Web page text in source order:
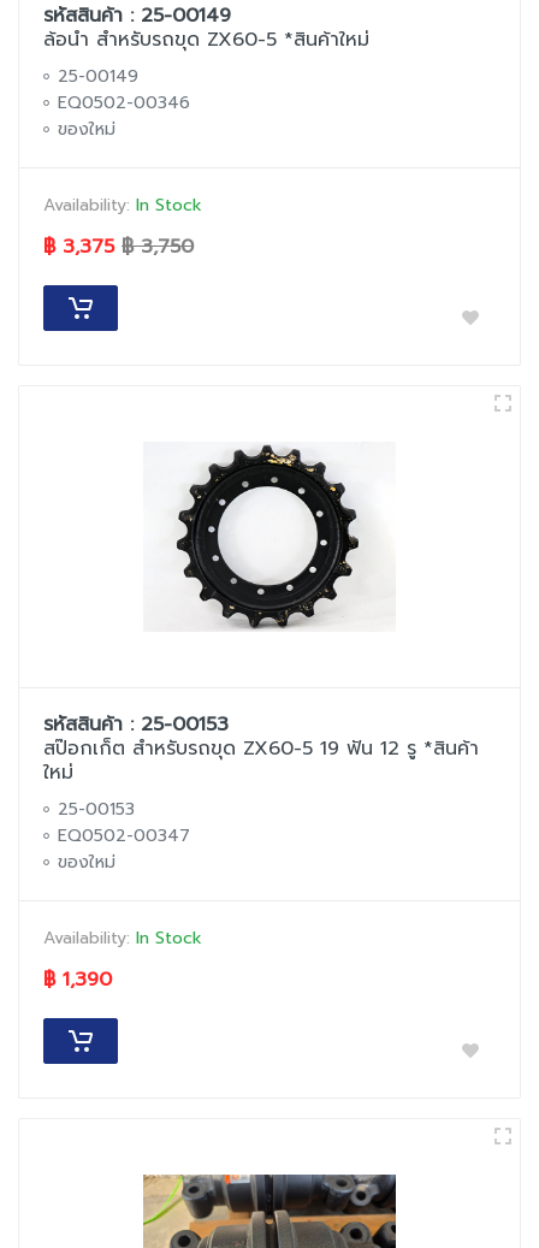
รหัสสินค้า : 25-00149
ล้อนำ สำหรับรถขุด ZX60-5 *สินค้าใหม่
25-00149
EQ0502-00346
ของใหม่
Availability: In Stock
฿ 3,375 ฿ 3,750
รหัสสินค้า : 25-00153
สป๊อกเก็ต สำหรับรถขุด ZX60-5 19 ฟัน 12 รู *สินค้า
ใหม่
25-00153
EQ0502-00347
ของใหม่
Availability: In Stock
฿ 1,390